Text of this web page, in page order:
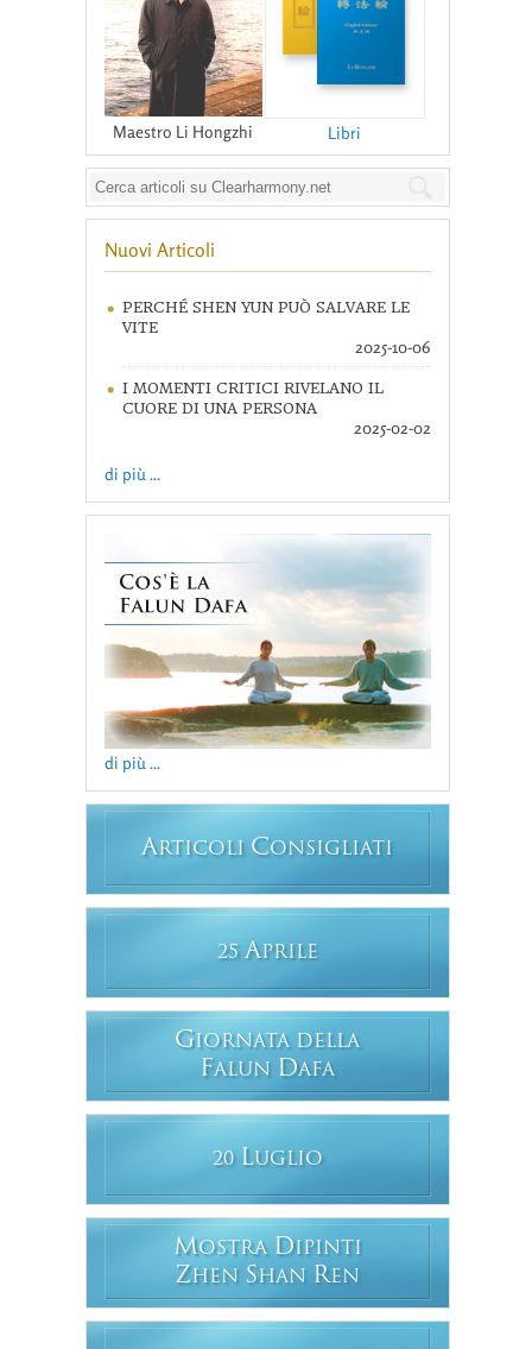
Maestro Li Hongzhi Libri
Nuovi Articoli
PERCHÉ SHEN YUN PUÒ SALVARE LE
VITE
2025-10-06
I MOMENTI CRITICI RIVELANO IL
CUORE DI UNA PERSONA
2025-02-02
di più ...
di più ...
ARTICOLI CONSIGLIATI
25 APRILE
GIORNATA DELLA
FALUN DAFA
20 LUGLIO
MOSTRA DIPINTI
ZHEN SHAN REN